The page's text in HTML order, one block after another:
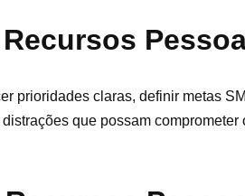
prioridades claras, definir metas
que possam comprometer